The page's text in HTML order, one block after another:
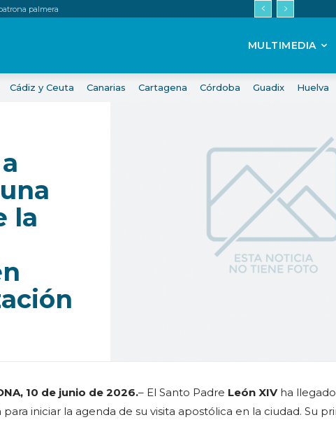
palmera
MULTIMEDIA
Cádiz y Ceuta Canarias Cartagena Córdoba Guadix Huelva
la
10 de junio de 2026.– El Santo Padre León XIVha
iniciar la agenda de su visita apostólica en la ciudad. Su